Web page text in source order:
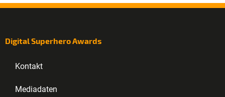
Digital Superhero Awards
Kontakt
Mediadaten